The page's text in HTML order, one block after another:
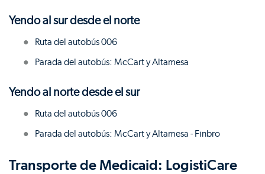
Yendo al sur desde el norte
Ruta del autobús 006
Parada del autobús: McCart y Altamesa
Yendo al norte desde el sur
Ruta del autobús 006
Parada del autobús: McCart y Altamesa - Finbro
Transporte de Medicaid: LogistiCare